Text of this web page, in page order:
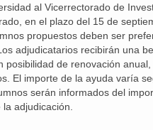
al Vicerrectorado de
en el plazo del 15 de
propuestos deben ser
adjudicatarios recibirán una
posibilidad de renovación anual,
El importe de la ayuda varía
serán informados del
adjudicación.